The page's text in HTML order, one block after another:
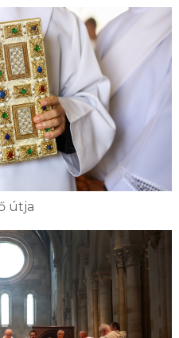
útja